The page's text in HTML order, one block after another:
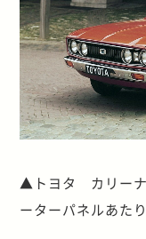
▲トヨタ カリーナ
ーターパネルあた